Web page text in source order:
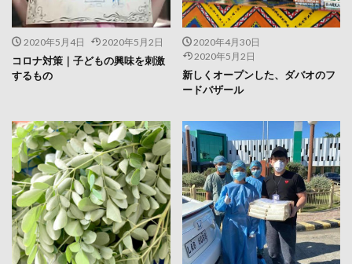
2020年5月4日 2020年5月2日
コロナ対策｜子どもの興味を刺激
するもの
2020年4月30日
2020年5月2日
新しくオープンした、ダバオのフ
ードバザール